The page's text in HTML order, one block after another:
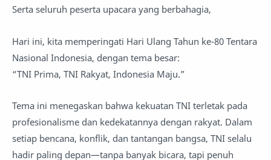
Serta seluruh peserta upacara yang berbahagia,
Hari ini, kita memperingati Hari Ulang Tahun ke-80 Tentara
Nasional Indonesia, dengan tema besar:
“TNI Prima, TNI Rakyat, Indonesia Maju.”
Tema ini menegaskan bahwa kekuatan TNI terletak pada
profesionalisme dan kedekatannya dengan rakyat. Dalam
setiap bencana, konflik, dan tantangan bangsa, TNI selalu
hadir paling depan—tanpa banyak bicara, tapi penuh